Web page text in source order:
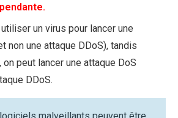
un virus pour lancer une
non une attaque DDoS), tandis
on peut lancer une attaque DoS
DDoS.